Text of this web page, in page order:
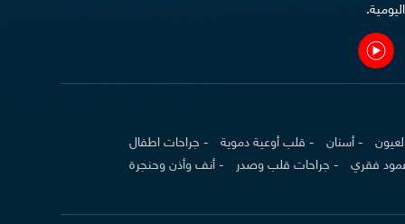
- أسنان - قلب أوعية دموية
- جراحات اطفال
فقري - جراحات قلب وصدر
- أنف وأذن وحنجرة